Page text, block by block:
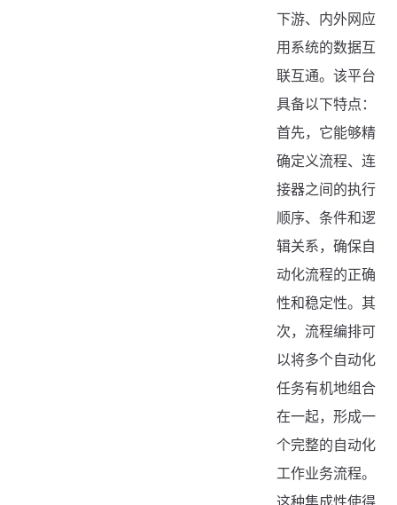
下游、内外网应
用系统的数据互
联互通。该平台
具备以下特点：
首先，它能够精
确定义流程、连
接器之间的执行
顺序、条件和逻
辑关系，确保自
动化流程的正确
性和稳定性。其
次，流程编排可
以将多个自动化
任务有机地组合
在一起，形成一
个完整的自动化
工作业务流程。
这种集成性使得